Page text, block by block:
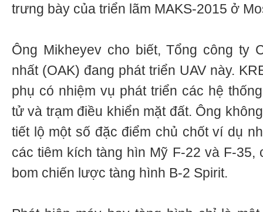
trưng bày của triển lãm MAKS-2015 ở
Ông Mikheyev cho biết, Tổng công ty
nhất (OAK) đang phát triển UAV này.
phụ có nhiệm vụ phát triển các hệ
tử và trạm điều khiển mặt đất. Ông
tiết lộ một số đặc điểm chủ chốt ví dụ
các tiêm kích tàng hìn Mỹ F-22 và F-35,
bom chiến lược tàng hình В-2 Spirit.